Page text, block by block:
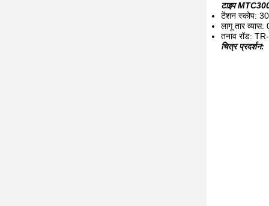
टाइप
टेंशन स्कोप:
लागू तार
तनाव रॉड:
चित्र प्रदर्शन: